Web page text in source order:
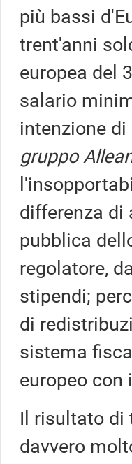
più bassi
trent'anni
europea del
salario
intenzione
gruppo
differenza di
pubblica
regolatore,
stipendi;
di
sistema
europeo
Il risultato di
davvero